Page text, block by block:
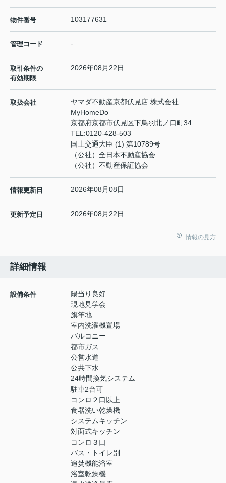
物件番号 103177631
管理コード -
取引条件の
有効期限
2026年08月22日
取扱会社
ヤマダ不動産京都伏見店 株式会社
MyHomeDo
京都府京都市伏見区下鳥羽北ノ口町34
TEL:0120-428-503
国土交通大臣 (1) 第10789号
（公社）全日本不動産協会
（公社）不動産保証協会
情報更新日 2026年08月08日
更新予定日 2026年08月22日
情報の見方
詳細情報
設備条件
陽当り良好
現地見学会
旗竿地
室内洗濯機置場
バルコニー
都市ガス
公営水道
公共下水
24時間換気システム
駐車2台可
コンロ２口以上
食器洗い乾燥機
システムキッチン
対面式キッチン
コンロ３口
バス・トイレ別
追焚機能浴室
浴室乾燥機